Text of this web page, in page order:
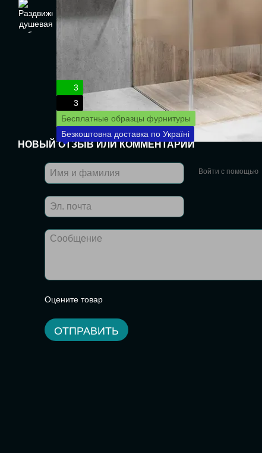
3
3
Бесплатные образцы фурнитуры
Безкоштовна доставка по Україні
НОВЫЙ ОТЗЫВ ИЛИ КОММЕНТАРИЙ
Войти с помощью
Оцените товар
ОТПРАВИТЬ